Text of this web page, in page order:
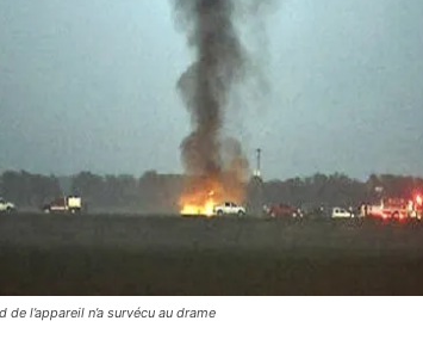
l’appareil n’a survécu au drame